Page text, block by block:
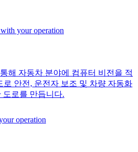
해 자동차 분야에 컴퓨터 비전을 적
안전, 운전자 보조 및 차량 자동화
도로를 만듭니다.